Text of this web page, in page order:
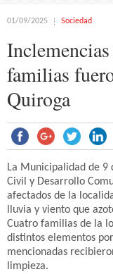
01/09/2025 Sociedad
familias
Quiroga
La Municipalidad de 9
Civil y Desarrollo
afectados de la
lluvia y viento que
Cuatro familias de la
distintos elementos
mencionadas
limpieza.